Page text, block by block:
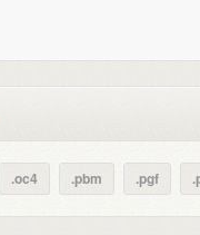
.oc4 .pbm .pgf